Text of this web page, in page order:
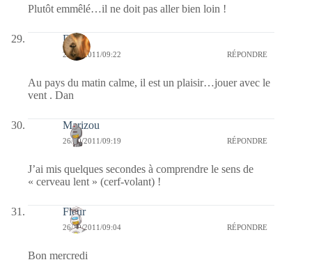
Plutôt emmêlé…il ne doit pas aller bien loin !
Dan
26/10/2011/09:22 RÉPONDRE
Au pays du matin calme, il est un plaisir…jouer avec le
vent . Dan
Marizou
26/10/2011/09:19 RÉPONDRE
J’ai mis quelques secondes à comprendre le sens de
« cerveau lent » (cerf-volant) !
Fleur
26/10/2011/09:04 RÉPONDRE
Bon mercredi